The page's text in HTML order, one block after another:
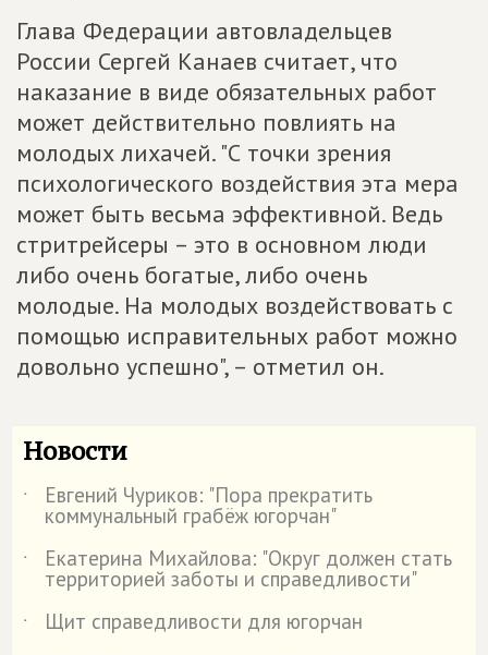
Глава Федерации автовладельцев
России Сергей Канаев считает, что
наказание в виде обязательных работ
может действительно повлиять на
молодых лихачей. "С точки зрения
психологического воздействия эта мера
может быть весьма эффективной. Ведь
стритрейсеры – это в основном люди
либо очень богатые, либо очень
молодые. На молодых воздействовать с
помощью исправительных работ можно
довольно успешно", – отметил он.
Новости
˙ Евгений Чуриков: "Пора прекратить
коммунальный грабёж югорчан"
˙
Екатерина Михайлова: "Округ должен стать
территорией заботы и справедливости"
˙
Щит справедливости для югорчан